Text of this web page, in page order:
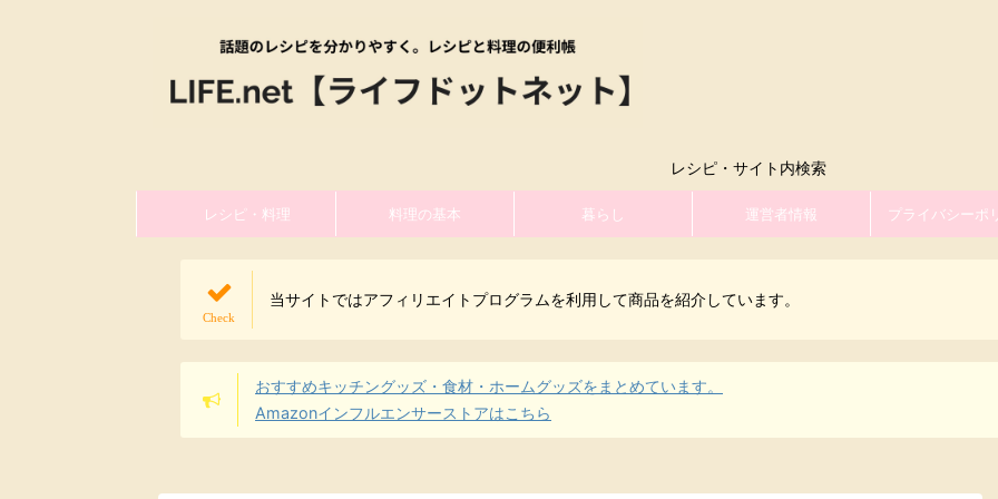
レシピ・サイト内検索
レシピ・料理 料理の基本 暮らし 運営者情報 プライバシーポ
当サイトではアフィリエイトプログラムを利用して商品を紹介しています。
おすすめキッチングッズ・食材・ホームグッズをまとめています。
Amazonインフルエンサーストアはこちら